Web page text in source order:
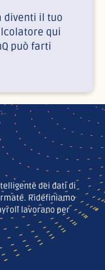
diventi il tuo
qui
può farti
dei dati di
Ridefiniamo
lavorano per